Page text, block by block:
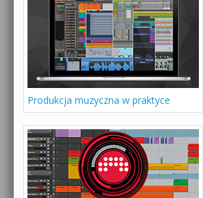
Produkcja muzyczna w praktyce